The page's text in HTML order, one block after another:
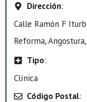
Dirección:
Calle Ramón F
Reforma,
Tipo:
Clínica
Código Postal: